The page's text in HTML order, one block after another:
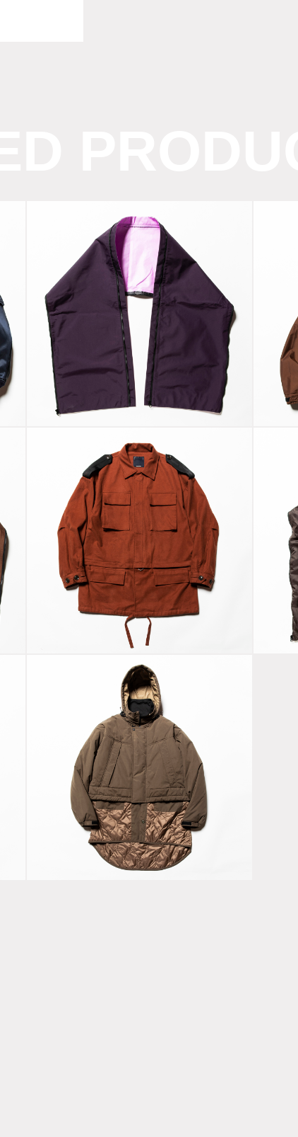
Waterproof
Unit Sheet
Purple
Dress Flannel
M51 Brown
Short PCU L7
Olive